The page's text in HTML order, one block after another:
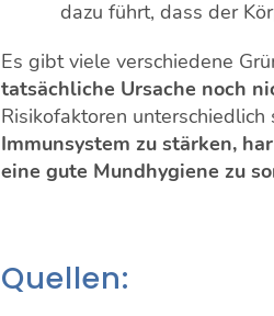
dazu führt, dass der
Es gibt viele verschiedene
tatsächliche Ursache noch
Risikofaktoren
Immunsystem zu stärken,
eine gute Mundhygiene zu
Quellen: